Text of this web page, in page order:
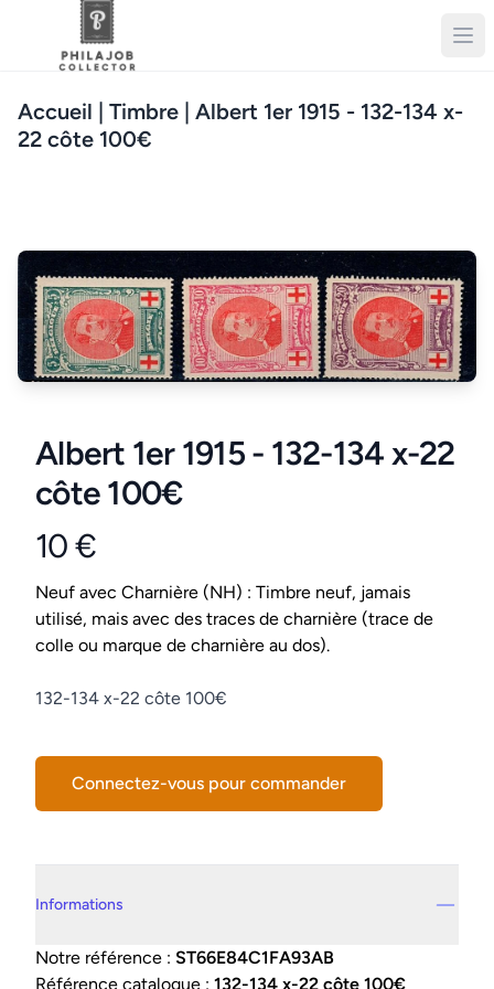
Accueil | Timbre | Albert 1er 1915 - 132-134 x-
22 côte 100€
Albert 1er 1915 - 132-134 x-22
côte 100€
Product information
10 €
Conditions
Neuf avec Charnière (NH) : Timbre neuf, jamais
utilisé, mais avec des traces de charnière (trace de
colle ou marque de charnière au dos).
Description
132-134 x-22 côte 100€
Connectez-vous pour commander
Informations
Notre référence : ST66E84C1FA93AB
Référence catalogue : 132-134 x-22 côte 100€